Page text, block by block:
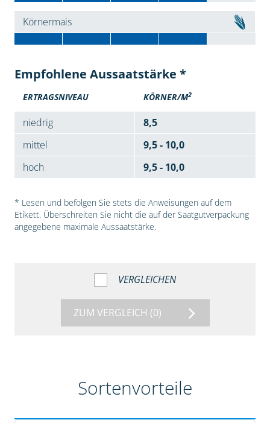
Körnermais
Empfohlene Aussaatstärke *
ERTRAGSNIVEAU KÖRNER/M2
niedrig
8,5
mittel
9,5 - 10,0
hoch
9,5 - 10,0
* Lesen und befolgen Sie stets die Anweisungen auf dem
Etikett. Überschreiten Sie nicht die auf der Saatgutverpackung
angegebene maximale Aussaatstärke.
VERGLEICHEN
ZUM VERGLEICH (0)
Sortenvorteile